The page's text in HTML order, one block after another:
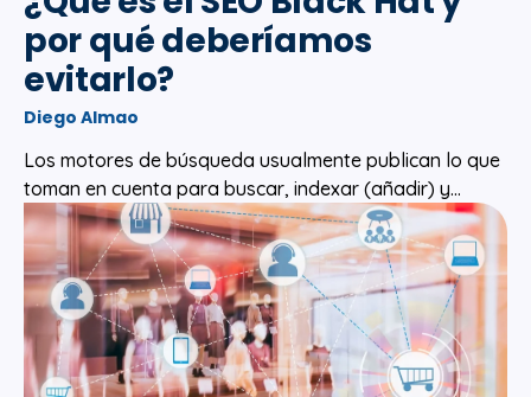
por qué deberíamos
evitarlo?
Diego Almao
Los motores de búsqueda usualmente publican lo que
toman en cuenta para buscar, indexar (añadir) y...